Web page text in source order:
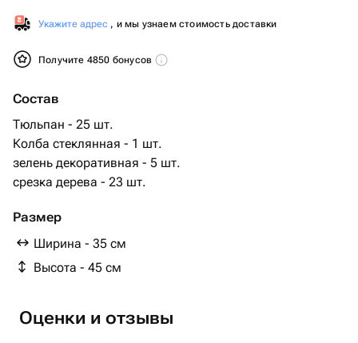
Укажите адрес , и мы узнаем стоимость доставки
Получите 4850 бонусов
Состав
Тюльпан - 25 шт.
Колба стеклянная - 1 шт.
зелень декоративная - 5 шт.
срезка дерева - 23 шт.
Размер
Ширина - 35 см
Высота - 45 см
Оценки и отзывы